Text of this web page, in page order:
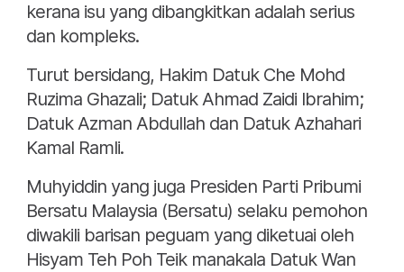
kerana isu yang dibangkitkan adalah serius
dan kompleks.
Turut bersidang, Hakim Datuk Che Mohd
Ruzima Ghazali; Datuk Ahmad Zaidi Ibrahim;
Datuk Azman Abdullah dan Datuk Azhahari
Kamal Ramli.
Muhyiddin yang juga Presiden Parti Pribumi
Bersatu Malaysia (Bersatu) selaku pemohon
diwakili barisan peguam yang diketuai oleh
Hisyam Teh Poh Teik manakala Datuk Wan